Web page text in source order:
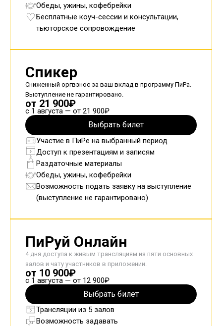
Обеды, ужины, кофебрейки
Бесплатные коуч-сессии и консультации,
тьюторское сопровождение
Спикер
Сниженный оргвзнос за ваш вклад в программу ПиРа.
Выступление не гарантировано.
от 21 900₽
с 1 августа — от 21 900₽
Выбрать билет
Участие в ПиРе на выбранный период
Доступ к презентациям и записям
Раздаточные материалы
Обеды, ужины, кофебрейки
Возможность подать заявку на выступление
(выступление не гарантировано)
ПиРуй Онлайн
4 дня доступа к живым трансляциям из пяти основных
залов и чату участников в приложении.
от 10 900₽
с 1 августа — от 12 900₽
Выбрать билет
Трансляции из 5 залов
Возможность задавать